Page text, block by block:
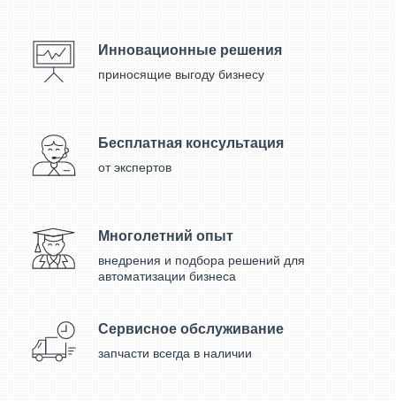
Инновационные решения
приносящие выгоду бизнесу
Бесплатная консультация
от экспертов
Многолетний опыт
внедрения и подбора решений для
автоматизации бизнеса
Сервисное обслуживание
запчасти всегда в наличии